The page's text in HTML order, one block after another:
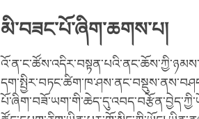
མི་བཟང་པོ་ཞིག་ཆགས་པ།